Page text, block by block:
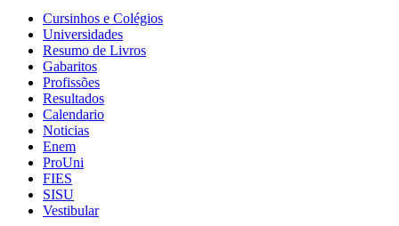
Cursinhos e Colégios
Universidades
Resumo de Livros
Gabaritos
Profissões
Resultados
Calendario
Noticias
Enem
ProUni
FIES
SISU
Vestibular